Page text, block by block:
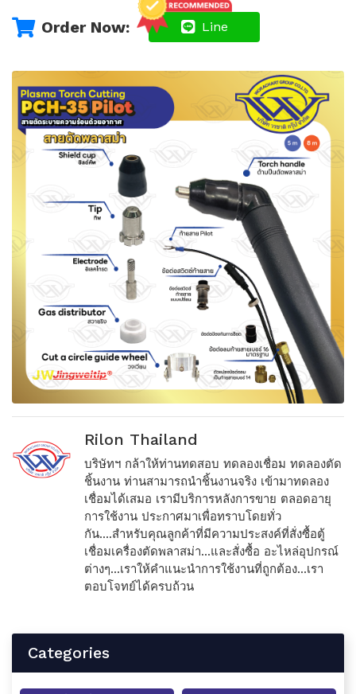
Order Now: Line
Rilon Thailand
บริษัทฯ กล้าให้ท่านทดสอบ ทดลองเชื่อม ทดลองตัด
ชิ้นงาน ท่านสามารถนำชิ้นงานจริง เข้ามาทดลอง
เชื่อมได้เสมอ เรามีบริการหลังการขาย ตลอดอายุ
การใช้งาน ประกาศมาเพื่อทราบโดยทั่ว
กัน....สำหรับคุณลูกค้าที่มีความประสงค์ที่สั่งซื้อตู้
เชื่อมเครื่องตัดพลาสม่า...และสั่งซื้อ อะไหล่อุปกรณ์
ต่างๆ...เราให้คำแนะนำการใช้งานที่ถูกต้อง...เรา
ตอบโจทย์ได้ครบถ้วน
Categories